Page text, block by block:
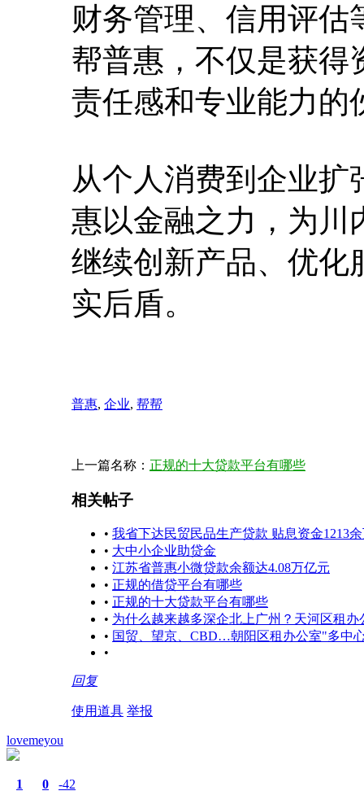
财务管理、信用评估
帮普惠，不仅是获得
责任感和专业能力的
从个人消费到企业
惠以金融之力，为川
继续创新产品、优化
实后盾。
普惠, 企业, 帮帮
上一篇名称： 正规的十大贷款平台有哪些
相关帖子
• 我省下达民贸民品生产贷款 贴息资金1213
• 大中小企业助贷金
• 江苏省普惠小微贷款余额达4.08万亿元
• 正规的借贷平台有哪些
• 正规的十大贷款平台有哪些
• 为什么越来越多深企北上广州？天河区租
• 国贸、望京、CBD…朝阳区租办公室"多中
•
回复
使用道具 举报
lovemeyou
1 0 -42